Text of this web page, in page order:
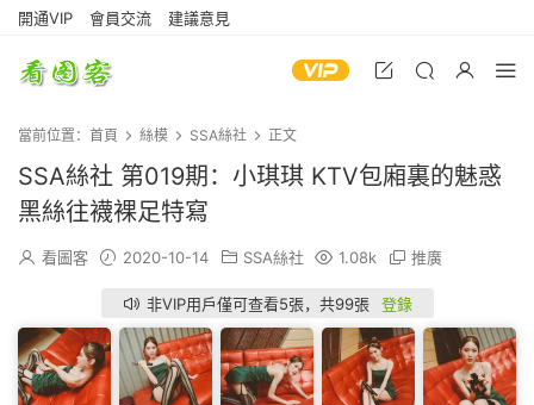
開通VIP 會員交流 建議意見
當前位置： 首頁 絲模 SSA絲社 正文
SSA絲社 第019期：小琪琪 KTV包廂裏的魅惑
黑絲往襪裸足特寫
看圖客 2020-10-14 SSA絲社 1.08k 推廣
非VIP用戶僅可查看5張，共99張 登錄